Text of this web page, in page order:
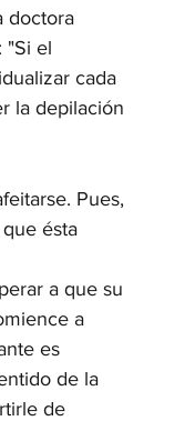
doctora
"Si el
cada
la depilación
Pues,
ésta
a que su
a
es
de la
de